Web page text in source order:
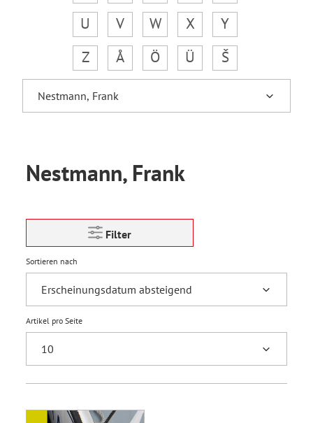
U
V W X
Y
Z
Å Ö Ü Š
Nestmann, Frank
Filter
Sortieren nach
Artikel pro Seite